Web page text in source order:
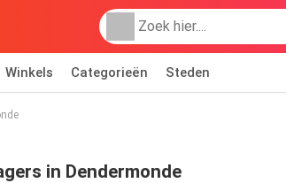
Winkels Categorieën Steden
in Dendermonde